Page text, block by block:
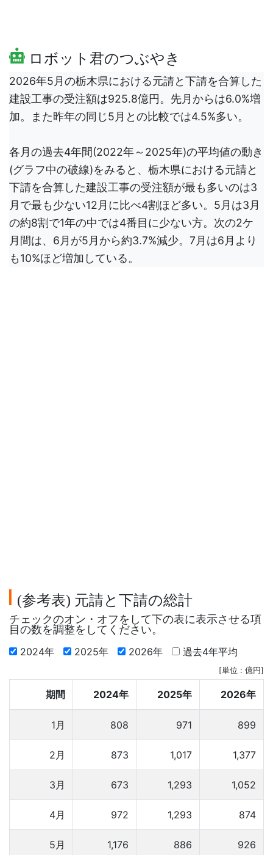
ロボット君のつぶやき
2026年5月の栃木県における元請と下請を合算した
建設工事の受注額は925.8億円。先月からは6.0%増
加。また昨年の同じ5月との比較では4.5%多い。
各月の過去4年間(2022年～2025年)の平均値の動き
(グラフ中の破線)をみると、栃木県における元請と
下請を合算した建設工事の受注額が最も多いのは3
月で最も少ない12月に比べ4割ほど多い。5月は3月
の約8割で1年の中では4番目に少ない方。次の2ケ
月間は、6月が5月から約3.7%減少。7月は6月より
も10%ほど増加している。
(参考表) 元請と下請の総計
チェックのオン・オフをして下の表に表示させる項
目の数を調整をしてください。
2024年 2025年 2026年 過去4年平均
[単位 : 億円]
期間 2024年 2025年 2026年
1月 808 971 899
2月 873 1,017 1,377
3月 673 1,293 1,052
4月 972 1,293 874
5月 1,176 886 926